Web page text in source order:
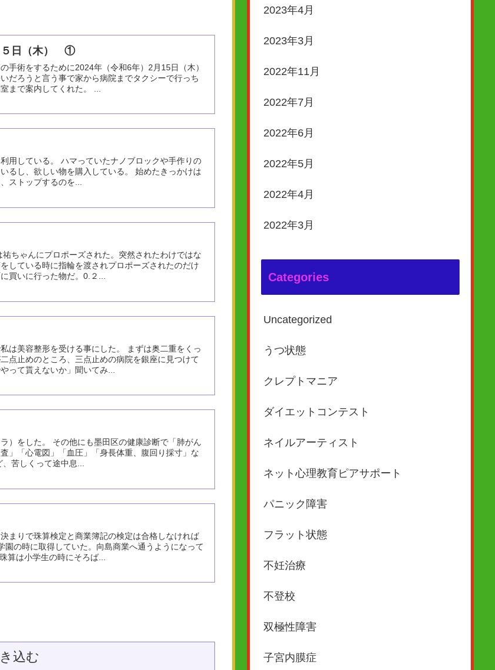
５日（木） ①
手術をするために2024年（令和6年）2月15日（木）
だろうと言う事で家から病院までタクシーで行っち
まで案内してくれた。 ...
用している。 ハマっていたナノブロックや手作りの
るし、欲しい物を購入している。 始めたきっかけは
ストップするのを...
ちゃんにプロポーズされた。突然されたわけではな
している時に指輪を渡されプロポーズされたのだけ
買いに行った物だ。0.２...
は美容整形を受ける事にした。 まずは奥二重をくっ
点止めのところ、三点止めの病院を銀座に見つけて
って貰えないか」聞いてみ...
）をした。 その他にも墨田区の健康診断で「肺がん
」「心電図」「血圧」「身長体重、腹回り採寸」な
苦しくって途中息...
まりで珠算検定と商業簿記の検定は合格しなければ
園の時に取得していた。向島商業へ通うようになって
算は小学生の時にそろば...
込む
2023年4月
2023年3月
2022年11月
2022年7月
2022年6月
2022年5月
2022年4月
2022年3月
Categories
Uncategorized
うつ状態
クレプトマニア
ダイエットコンテスト
ネイルアーティスト
ネット心理教育ピアサポート
パニック障害
フラット状態
不妊治療
不登校
双極性障害
子宮内膜症